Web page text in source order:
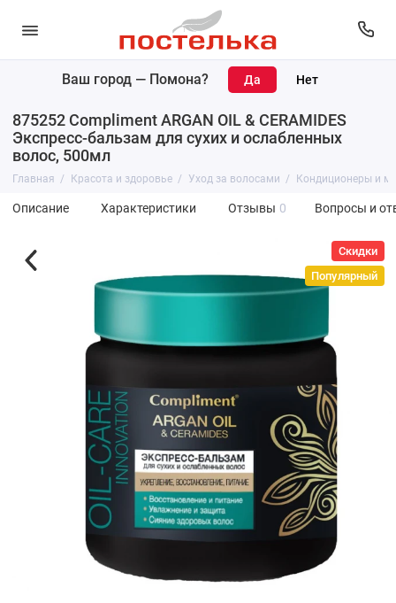
Ваш город — Помона?
875252 Compliment ARGAN OIL & CERAMIDES
Экспресс-бальзам для сухих и ослабленных
волос, 500мл
Главная Красота и здоровье Уход за волосами Кондиционеры и
Описание Характеристики Отзывы 0 Вопросы и
Скидки
Популярный